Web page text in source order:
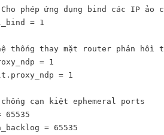
Cho phép ứng dụng bind các IP
= 1
thống thay mặt router phản
= 1
= 1
cạn kiệt ephemeral ports
65535
= 65535